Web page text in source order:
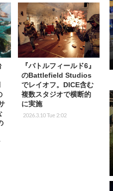
『バトルフィールド6』
のBattlefield Studios
でレイオフ。DICE含む
複数スタジオで横断的
に実施
2026.3.10 Tue 2:02